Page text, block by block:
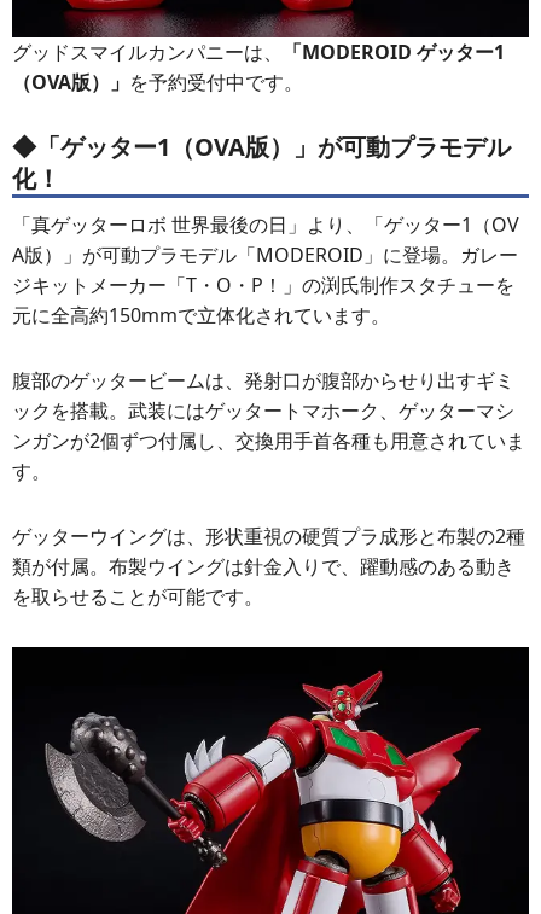
グッドスマイルカンパニーは、
「MODEROID ゲッター1
（OVA版）」 を予約受付中です。
◆「ゲッター1（OVA版）」が可動プラモデル
化！
「真ゲッターロボ 世界最後の日」より、「ゲッター1（OV
A版）」が可動プラモデル「MODEROID」に登場。ガレー
ジキットメーカー「T・O・P！」の渕氏制作スタチューを
元に全高約150mmで立体化されています。
腹部のゲッタービームは、発射口が腹部からせり出すギミ
ックを搭載。武装にはゲッタートマホーク、ゲッターマシ
ンガンが2個ずつ付属し、交換用手首各種も用意されていま
す。
ゲッターウイングは、形状重視の硬質プラ成形と布製の2種
類が付属。布製ウイングは針金入りで、躍動感のある動き
を取らせることが可能です。